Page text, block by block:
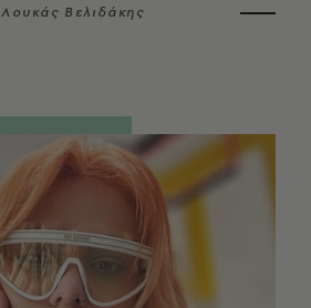
Λουκάς Βελιδάκης